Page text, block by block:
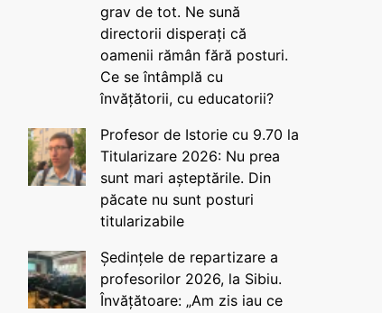
grav de tot. Ne sună
directorii disperați că
oamenii rămân fără posturi.
Ce se întâmplă cu
învățătorii, cu educatorii?
Profesor de Istorie cu 9.70 la
Titularizare 2026: Nu prea
sunt mari așteptările. Din
păcate nu sunt posturi
titularizabile
Ședințele de repartizare a
profesorilor 2026, la Sibiu.
Învățătoare: „Am zis iau ce